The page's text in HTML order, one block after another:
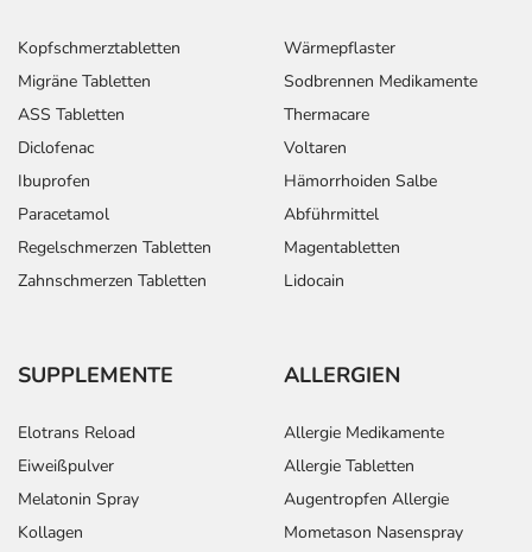
Kopfschmerztabletten
Migräne Tabletten
ASS Tabletten
Diclofenac
Ibuprofen
Paracetamol
Regelschmerzen Tabletten
Zahnschmerzen Tabletten
Wärmepflaster
Sodbrennen Medikamente
Thermacare
Voltaren
Hämorrhoiden Salbe
Abführmittel
Magentabletten
Lidocain
SUPPLEMENTE
Elotrans Reload
Eiweißpulver
Melatonin Spray
Kollagen
ALLERGIEN
Allergie Medikamente
Allergie Tabletten
Augentropfen Allergie
Mometason Nasenspray